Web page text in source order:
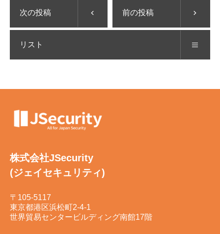
次の投稿 前の投稿
リスト
株式会社JSecurity
(ジェイセキュリティ)
〒105-5117
東京都港区浜松町2-4-1
世界貿易センタービルディング南館17階